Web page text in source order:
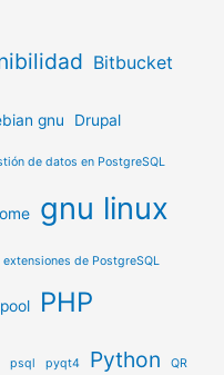
Bitbucket
gnu Drupal
de datos en PostgreSQL
gnu linux
extensiones de PostgreSQL
PHP
psql pyqt4 Python QR